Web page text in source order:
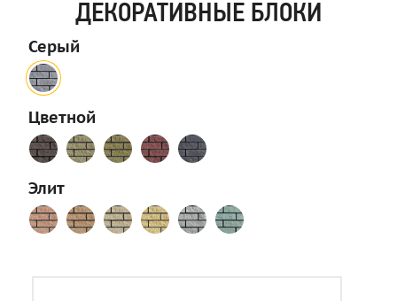
ДЕКОРАТИВНЫЕ БЛОКИ
Серый
Цветной
Элит